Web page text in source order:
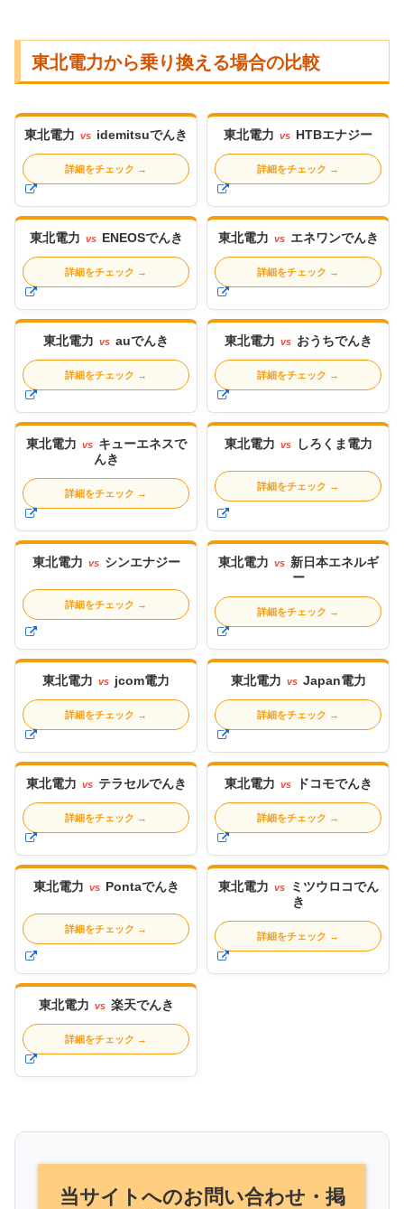
東北電力から乗り換える場合の比較
東北電力 vs idemitsuでんき
詳細をチェック →
東北電力 vs HTBエナジー
詳細をチェック →
東北電力 vs ENEOSでんき
詳細をチェック →
東北電力 vs エネワンでんき
詳細をチェック →
東北電力 vs auでんき
詳細をチェック →
東北電力 vs おうちでんき
詳細をチェック →
東北電力 vs
キューエネスで
んき
詳細をチェック →
東北電力 vs しろくま電力
詳細をチェック →
東北電力 vs シンエナジー
詳細をチェック →
東北電力 vs 新日本エネルギ
ー
詳細をチェック →
東北電力 vs jcom電力
詳細をチェック →
東北電力 vs Japan電力
詳細をチェック →
東北電力 vs テラセルでんき
詳細をチェック →
東北電力 vs ドコモでんき
詳細をチェック →
東北電力 vs Pontaでんき
詳細をチェック →
東北電力 vs
ミツウロコでん
き
詳細をチェック →
東北電力 vs 楽天でんき
詳細をチェック →
当サイトへのお問い合わせ・掲